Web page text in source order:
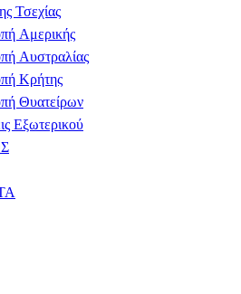
Τσεχίας
Αμερικής
Αυστραλίας
Κρήτης
Θυατείρων
Εξωτερικού